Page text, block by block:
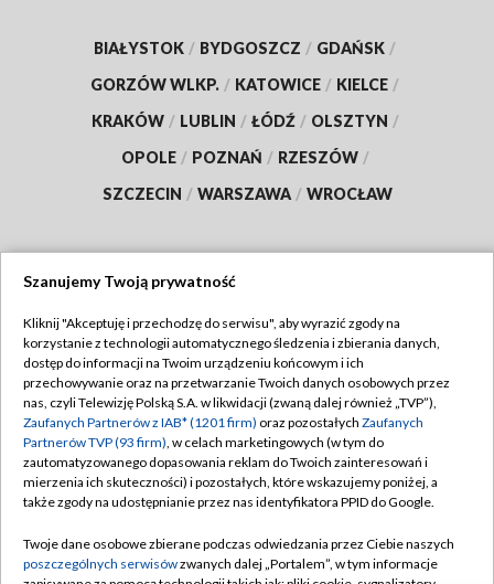
BIAŁYSTOK / BYDGOSZCZ / GDAŃSK /
GORZÓW WLKP. / KATOWICE / KIELCE /
KRAKÓW / LUBLIN / ŁÓDŹ / OLSZTYN /
OPOLE / POZNAŃ / RZESZÓW /
SZCZECIN / WARSZAWA / WROCŁAW
TVP
Abonament TVP
Emisja w TVP
Centrum informacji TVP
Naziemna Telewizja Cyfrowa
Rada Programowa
Regulamin TVP
Polityka prywatności
Moje zgody
Pomoc
Kontakt
Szanujemy Twoją prywatność
Kliknij "Akceptuję i przechodzę do serwisu", aby wyrazić zgody na
korzystanie z technologii automatycznego śledzenia i zbierania danych,
dostęp do informacji na Twoim urządzeniu końcowym i ich
przechowywanie oraz na przetwarzanie Twoich danych osobowych przez
nas, czyli Telewizję Polską S.A. w likwidacji (zwaną dalej również „TVP”),
Zaufanych Partnerów z IAB* (1201 firm) oraz pozostałych Zaufanych
Partnerów TVP (93 firm), w celach marketingowych (w tym do
zautomatyzowanego dopasowania reklam do Twoich zainteresowań i
mierzenia ich skuteczności) i pozostałych, które wskazujemy poniżej, a
także zgody na udostępnianie przez nas identyfikatora PPID do Google.
Twoje dane osobowe zbierane podczas odwiedzania przez Ciebie naszych
poszczególnych serwisówzwanych dalej „Portalem”, w tym informacje